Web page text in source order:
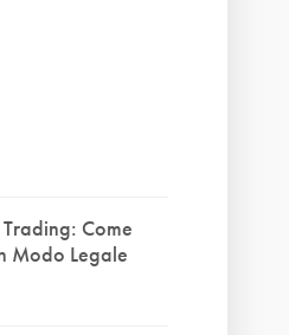
Trading: Come
Modo Legale